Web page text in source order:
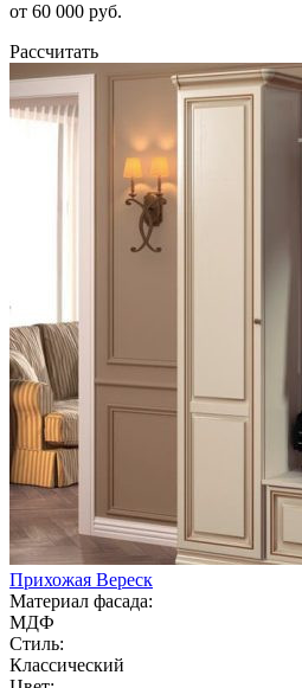
от 60 000 руб.
Рассчитать
Прихожая Вереск
Материал фасада:
МДФ
Стиль:
Классический